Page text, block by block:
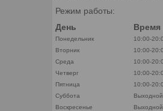
Режим работы:
День
Время
Понедельник
10:00-
Вторник
10:00-
Среда
10:00-
Четверг
10:00-
Пятница
10:00-
Суббота
Выходной
Воскресенье
Выходной